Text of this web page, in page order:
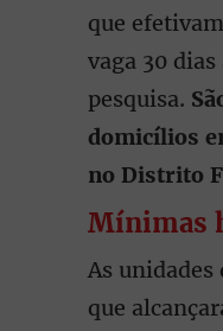
que
vaga 30 dias
pesquisa.
domicílios
no Distrito
Mínimas
As unidades
que